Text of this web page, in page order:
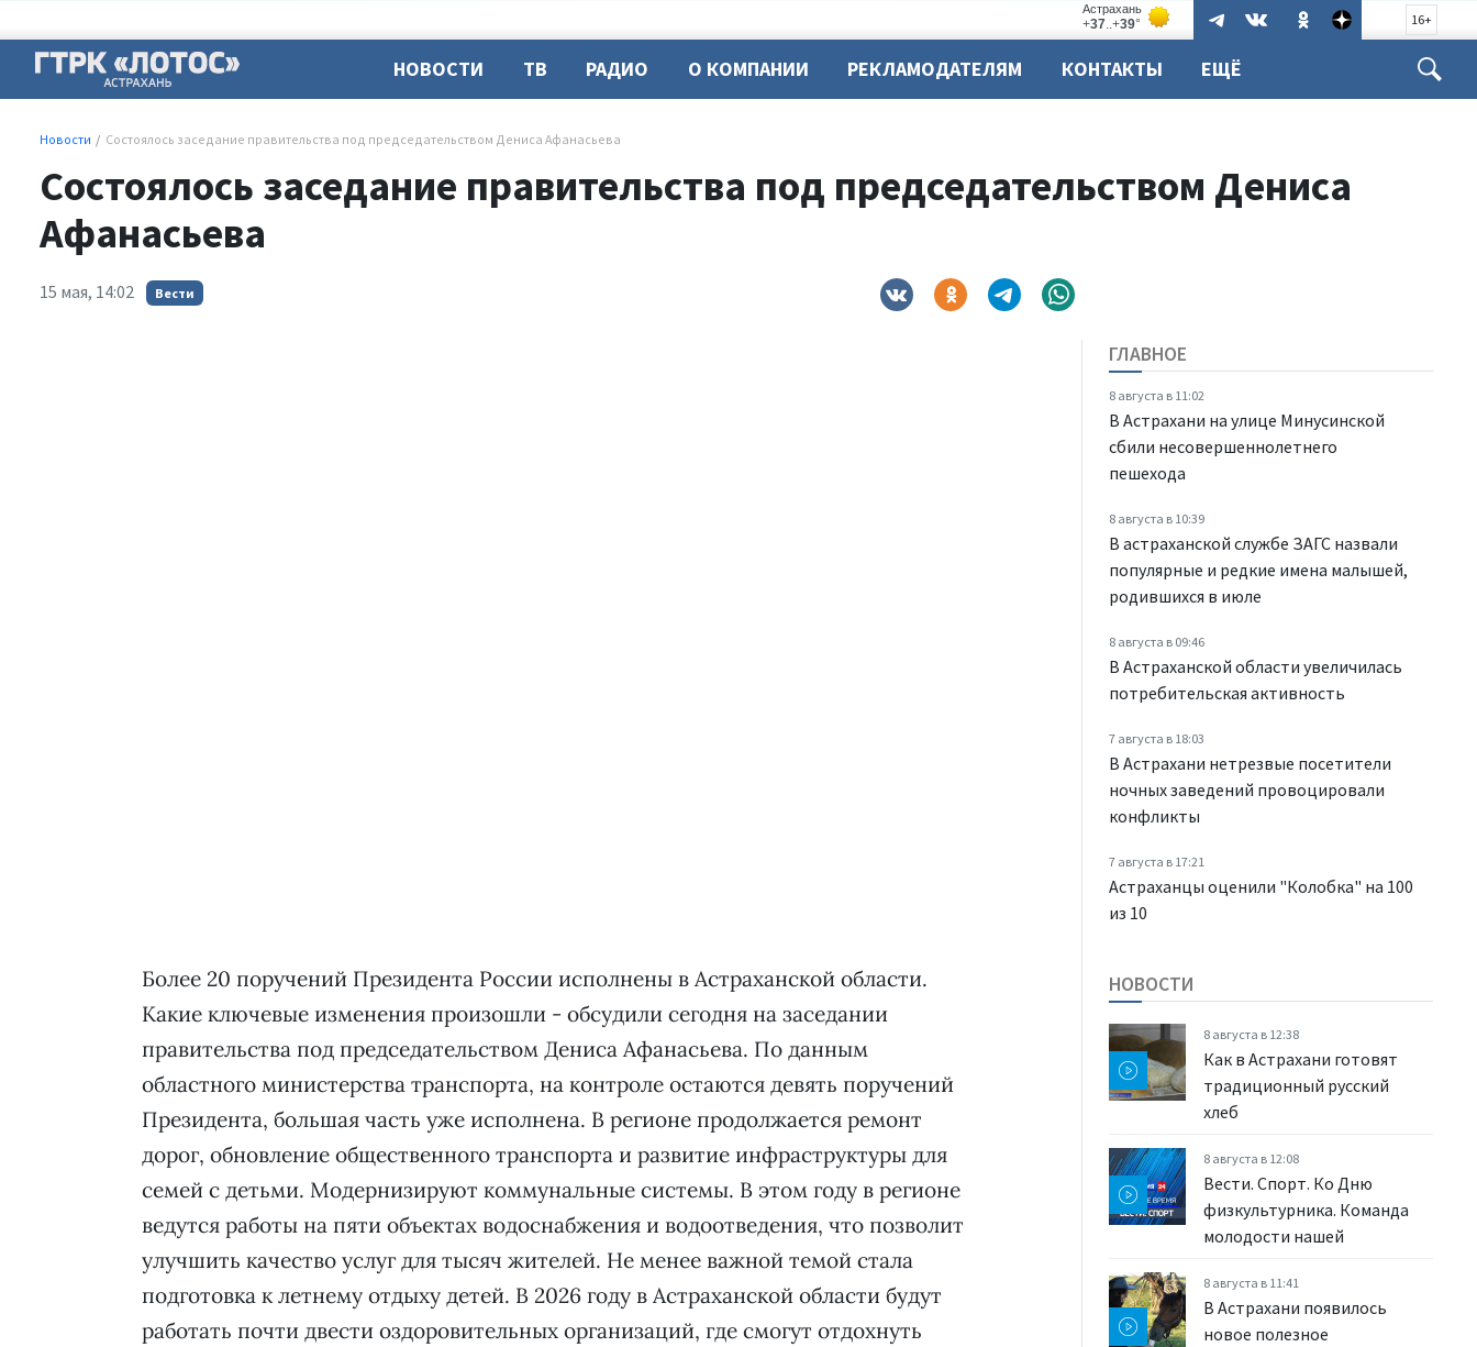
16+
НОВОСТИ ТВ РАДИО О КОМПАНИИ РЕКЛАМОДАТЕЛЯМ КОНТАКТЫ ЕЩЁ
Новости Состоялось заседание правительства под председательством Дениса Афанасьева
Состоялось заседание правительства под председательством Дениса
Афанасьева
15 мая, 14:02 Вести
ГЛАВНОЕ
8 августа в 11:02
В Астрахани на улице Минусинской
сбили несовершеннолетнего
пешехода
8 августа в 10:39
В астраханской службе ЗАГС назвали
популярные и редкие имена малышей,
родившихся в июле
8 августа в 09:46
В Астраханской области увеличилась
потребительская активность
7 августа в 18:03
В Астрахани нетрезвые посетители
ночных заведений провоцировали
конфликты
7 августа в 17:21
Астраханцы оценили "Колобка" на 100
из 10
Более 20 поручений Президента России исполнены в Астраханской области.
Какие ключевые изменения произошли - обсудили сегодня на заседании
правительства под председательством Дениса Афанасьева. По данным
областного министерства транспорта, на контроле остаются девять поручений
Президента, большая часть уже исполнена. В регионе продолжается ремонт
дорог, обновление общественного транспорта и развитие инфраструктуры для
семей с детьми. Модернизируют коммунальные системы. В этом году в регионе
ведутся работы на пяти объектах водоснабжения и водоотведения, что позволит
улучшить качество услуг для тысяч жителей. Не менее важной темой стала
подготовка к летнему отдыху детей. В 2026 году в Астраханской области будут
работать почти двести оздоровительных организаций, где смогут отдохнуть
НОВОСТИ
8 августа в 12:38
Как в Астрахани готовят
традиционный русский
хлеб
8 августа в 12:08
Вести. Спорт. Ко Дню
физкультурника. Команда
молодости нашей
8 августа в 11:41
В Астрахани появилось
новое полезное